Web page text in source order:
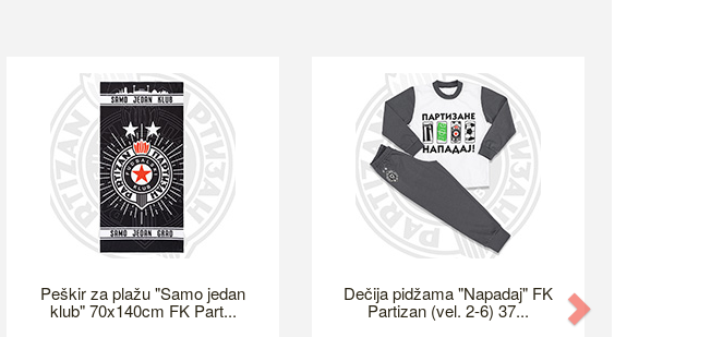
Peškir za plažu "Samo jedan
klub" 70x140cm FK Part...
Dečija pidžama "Napadaj" FK
Partizan (vel. 2-6) 37...